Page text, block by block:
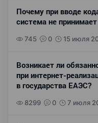
Почему при вводе
система не
745 0 15 июля
Возникает ли
при интернет-
в государства ЕАЭС?
8299 0 7 июля